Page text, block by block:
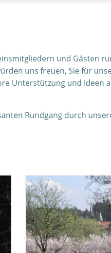
und Gästen
uns freuen, Sie für
Unterstützung und Ideen
Rundgang durch